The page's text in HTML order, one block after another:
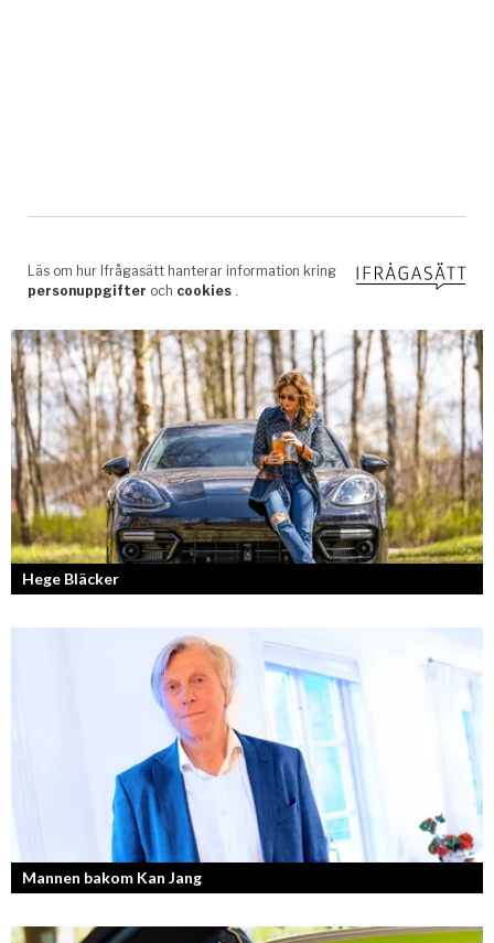
Hege Bläcker
Bilfantast, influencer och en av Lidköpings mest framgångsrika
Mannen bakom Kan Jang